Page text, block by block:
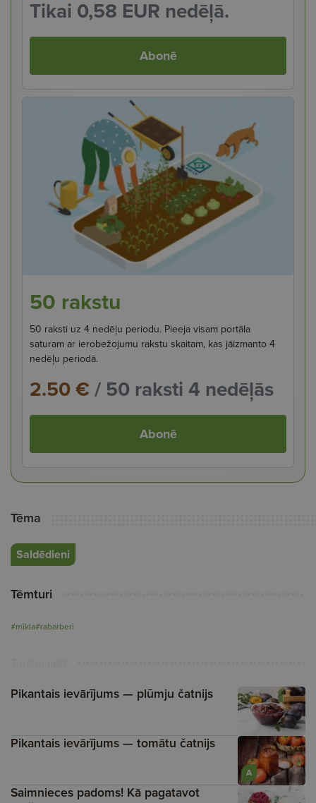
Tikai 0,58 EUR nedēļā.
Abonē
50 rakstu
50 raksti uz 4 nedēļu periodu. Pieeja visam portāla
saturam ar ierobežojumu rakstu skaitam, kas jāizmanto 4
nedēļu periodā.
2.50 €/ 50 raksti 4 nedēļās
Abonē
Tēma
Saldēdieni
Tēmturi
#mīkla#rabarberi
Pikantais ievārījums — plūmju čatnijs
A
Pikantais ievārījums — tomātu čatnijs
Saimnieces padoms! Kā pagatavot